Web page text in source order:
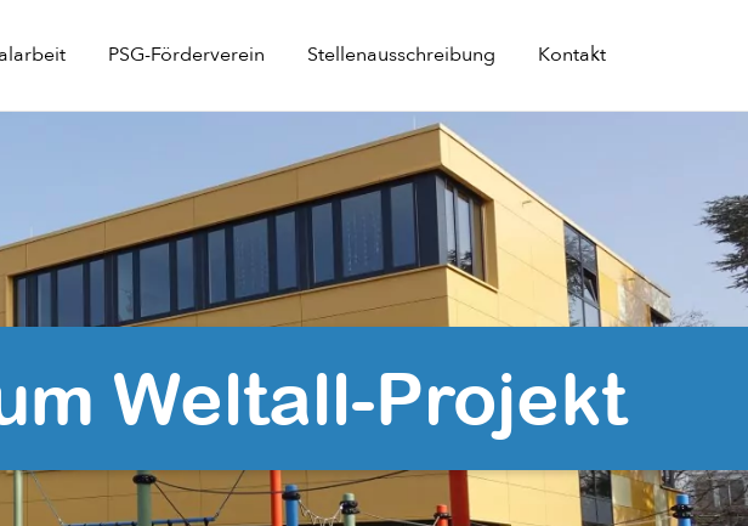
PSG-Förderverein Stellenausschreibung Kontakt
Weltall-Projekt